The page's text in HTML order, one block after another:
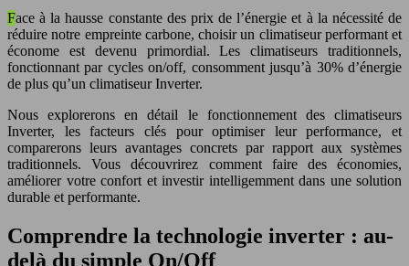
Face à la hausse constante des prix de l’énergie et à la nécessité de
réduire notre empreinte carbone, choisir un climatiseur performant et
économe est devenu primordial. Les climatiseurs traditionnels,
fonctionnant par cycles on/off, consomment jusqu’à 30% d’énergie
de plus qu’un climatiseur Inverter.
Nous explorerons en détail le fonctionnement des climatiseurs
Inverter, les facteurs clés pour optimiser leur performance, et
comparerons leurs avantages concrets par rapport aux systèmes
traditionnels. Vous découvrirez comment faire des économies,
améliorer votre confort et investir intelligemment dans une solution
durable et performante.
Comprendre la technologie inverter : au-
delà du simple On/Off